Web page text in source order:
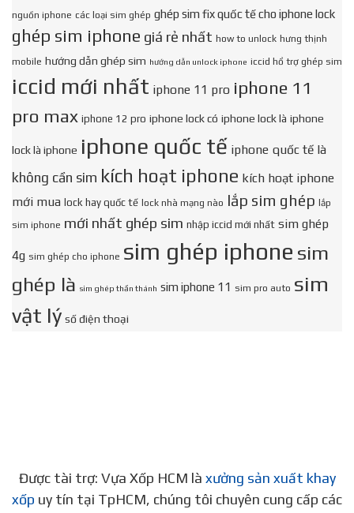
nguồn iphone các loại sim ghép ghép sim fix quốc tế cho iphone lock
ghép sim iphone giá rẻ nhất how to unlock hưng thịnh
mobile hướng dẫn ghép sim hướng dẫn unlock iphone iccid hổ trợ ghép sim
iccid mới nhất iphone 11 pro iphone 11
pro max iphone 12 pro iphone lock có iphone lock là iphone
lock là iphone iphone quốc tế iphone quốc tế là
không cần sim kích hoạt iphone kích hoạt iphone
mới mua lock hay quốc tế lock nhà mạng nào lắp sim ghép lắp
sim iphone mới nhất ghép sim nhập iccid mới nhất sim ghép
4g sim ghép cho iphone sim ghép iphone sim
ghép là sim ghép thần thánh sim iphone 11 sim pro auto sim
vật lý số điện thoại
Được tài trợ: Vựa Xốp HCM là xưởng sản xuất khay
xốp uy tín tại TpHCM, chúng tôi chuyên cung cấp các